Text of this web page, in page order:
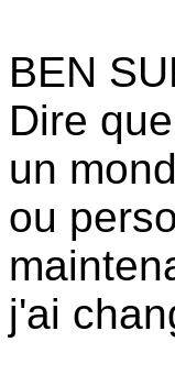
BEN
Dire
un
ou
j'ai